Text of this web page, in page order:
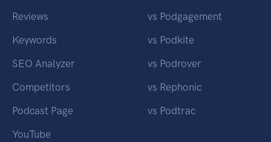
Reviews
Keywords
SEO Analyzer
Competitors
Podcast Page
YouTube
vs Podgagement
vs Podkite
vs Podrover
vs Rephonic
vs Podtrac